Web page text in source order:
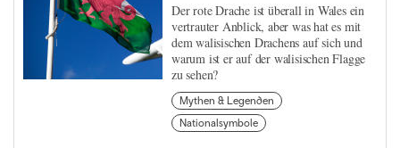
Der rote Drache ist überall in Wales ein
vertrauter Anblick, aber was hat es mit
dem walisischen Drachens auf sich und
warum ist er auf der walisischen Flagge
zu sehen?
Mythen & Legenden
Nationalsymbole